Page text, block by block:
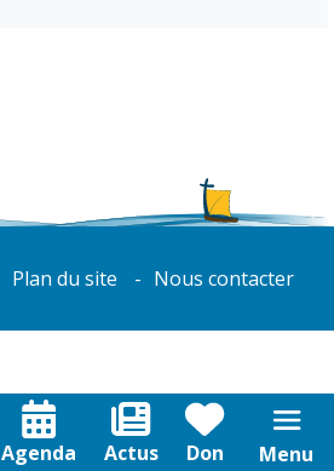
Agenda Actus Don Menu
Plan du site Nous contacter